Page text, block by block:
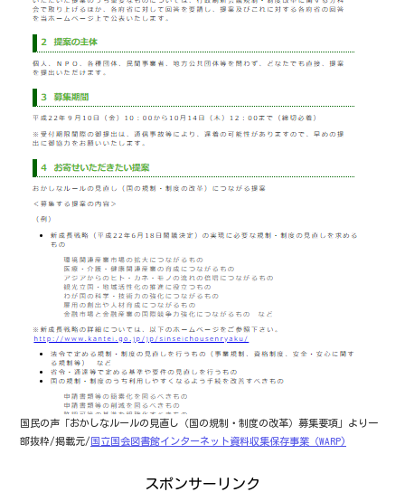
国民の声「おかしなルールの見直し（国の規制・制度の改革）募集要項」より一
部抜粋/掲載元/国立国会図書館インターネット資料収集保存事業（WARP)
スポンサーリンク